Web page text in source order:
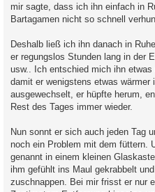
mir sagte, dass ich ihn einfach in
Bartagamen nicht so schnell
Deshalb ließ ich ihn danach in
er regungslos Stunden lang in der
usw.. Ich entschied mich ihn etwas
damit er wenigstens etwas wärmer
ausgewechselt, er hüpfte herum,
Rest des Tages immer wieder.
Nun sonnt er sich auch jeden Tag
noch ein Problem mit dem füttern.
genannt in einem kleinen
ihm gefühlt ins Maul gekrabbelt
zuschnappen. Bei mir frisst er nur